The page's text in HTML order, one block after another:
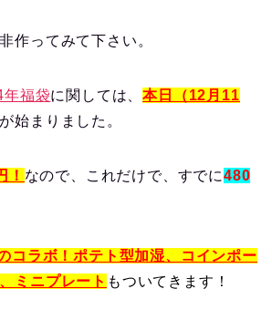
作ってみて下さい。
年福袋に関しては、本日（12月11
始まりました。
！ なので、これだけで、すでに480
コラボ！ポテト型加湿、 コ インポー
ミニプレート もついてきます！